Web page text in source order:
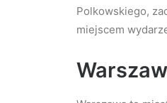
Polkowskiego,
miejscem